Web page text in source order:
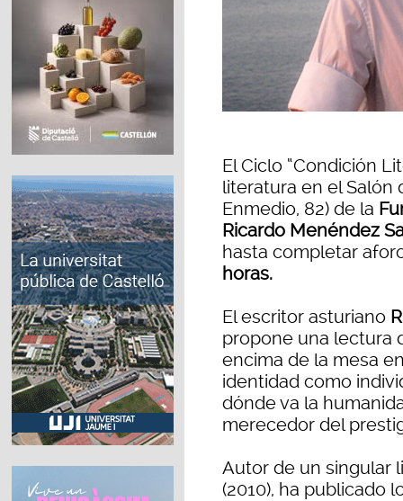
El Ciclo “Condición
literatura en el Salón
Enmedio, 82) de la
Ricardo Menéndez
hasta completar
horas.
El escritor asturiano
propone una lectura
encima de la mesa
identidad como
dónde va la
merecedor del
Autor de un singular
(2010), ha publicado